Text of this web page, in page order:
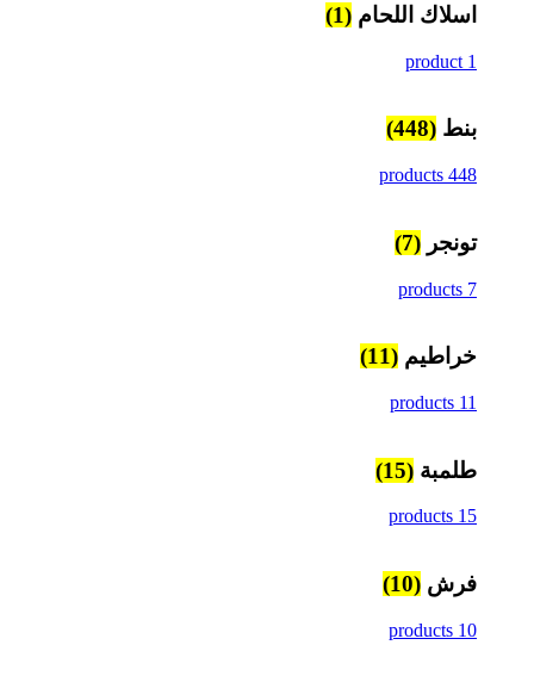
اسلاك اللحام (1)
1 product
بنط (448)
448 products
تونجر (7)
7 products
خراطيم (11)
11 products
طلمبة (15)
15 products
فرش (10)
10 products